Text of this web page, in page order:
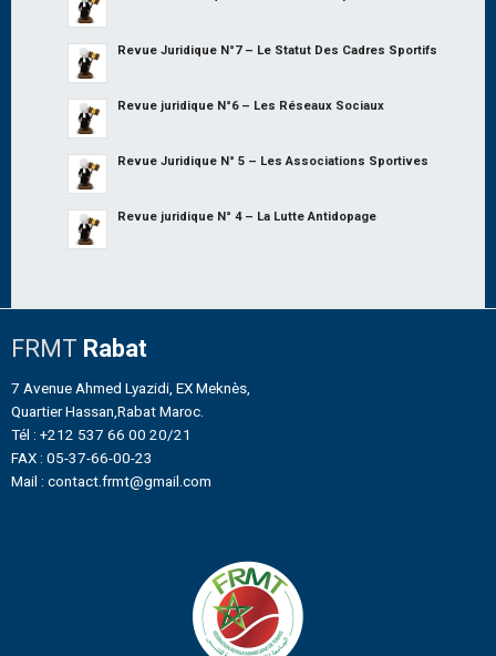
Revue Juridique N°7 – Le Statut Des Cadres Sportifs
Revue juridique N°6 – Les Réseaux Sociaux
Revue Juridique N° 5 – Les Associations Sportives
Revue juridique N° 4 – La Lutte Antidopage
FRMT Rabat
7 Avenue Ahmed Lyazidi, EX Meknès,
Quartier Hassan,Rabat Maroc.
Tél : +212 537 66 00 20/21
FAX : 05-37-66-00-23
Mail : contact.frmt@gmail.com